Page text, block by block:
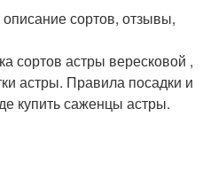
сортов, отзывы,
сортов астры вересковой ,
астры. Правила посадки и
купить саженцы астры.